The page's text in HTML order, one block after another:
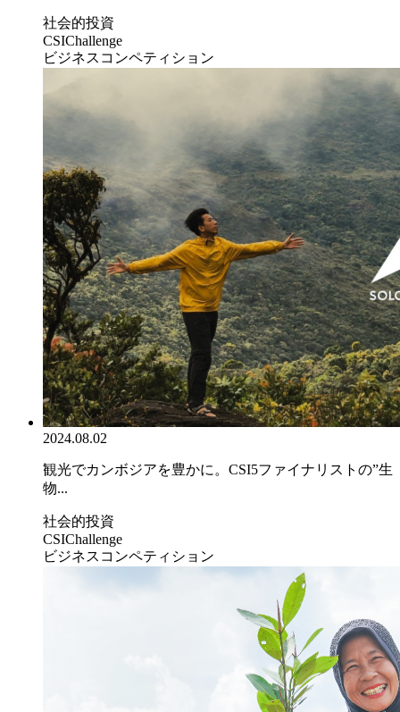
社会的投資
CSIChallenge
ビジネスコンペティション
2024.08.02
観光でカンボジアを豊かに。CSI5ファイナリストの”生
物...
社会的投資
CSIChallenge
ビジネスコンペティション